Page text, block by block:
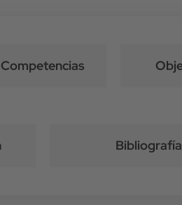
Competencias
Bibliografía